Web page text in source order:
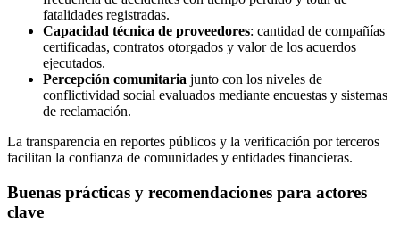
fatalidades registradas.
Capacidad técnica de proveedores: cantidad de compañías
certificadas, contratos otorgados y valor de los acuerdos
ejecutados.
Percepción comunitaria junto con los niveles de
conflictividad social evaluados mediante encuestas y sistemas
de reclamación.
La transparencia en reportes públicos y la verificación por terceros
facilitan la confianza de comunidades y entidades financieras.
Buenas prácticas y recomendaciones para actores
clave